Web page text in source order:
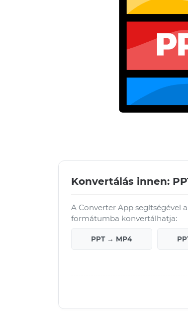
Konvertálás innen:
A Converter App segítségével
formátumba konvertálhatja:
PPT → MP4